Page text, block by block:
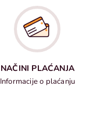
NAČINI PLAĆANJA
Informacije o plaćanju